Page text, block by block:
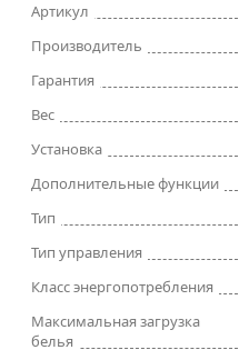
Артикул
Производитель
Гарантия
Вес
Установка
Дополнительные функции
Тип
Тип управления
Класс энергопотребления
Максимальная загрузка
белья
Фрезеры
Штроборезы
Шуруповерты и
Электрорубанки